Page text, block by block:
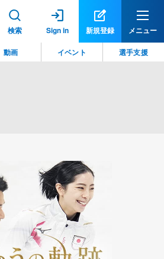
検索 Sign in 新規登録 メニュー
動画 イベント 選手支援